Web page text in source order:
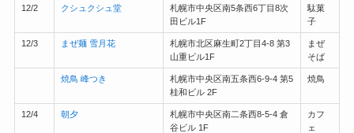
12/2 クシュクシュ堂
札幌市中央区南5条西6丁目8次
田ビル1F
駄菓
子
12/3 まぜ麺 雪月花
札幌市北区麻生町2丁目4-8 第3
山重ビル1F
まぜ
そば
焼鳥 峰つき
札幌市中央区南五条西6-9-4 第5
桂和ビル 2F
焼鳥
12/4 朝夕
札幌市中央区南二条西8-5-4 倉
谷ビル 1F
カフ
ェ